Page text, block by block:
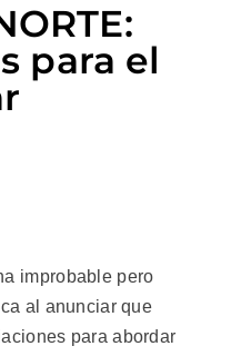
para el
improbable pero
al anunciar que
para abordar